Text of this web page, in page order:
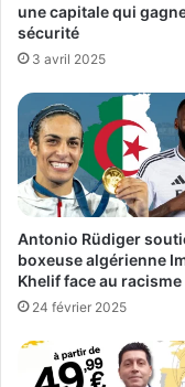
une capitale qui
sécurité
3 avril 2025
Antonio Rüdiger
boxeuse algérienne
Khelif face au racisme
24 février 2025